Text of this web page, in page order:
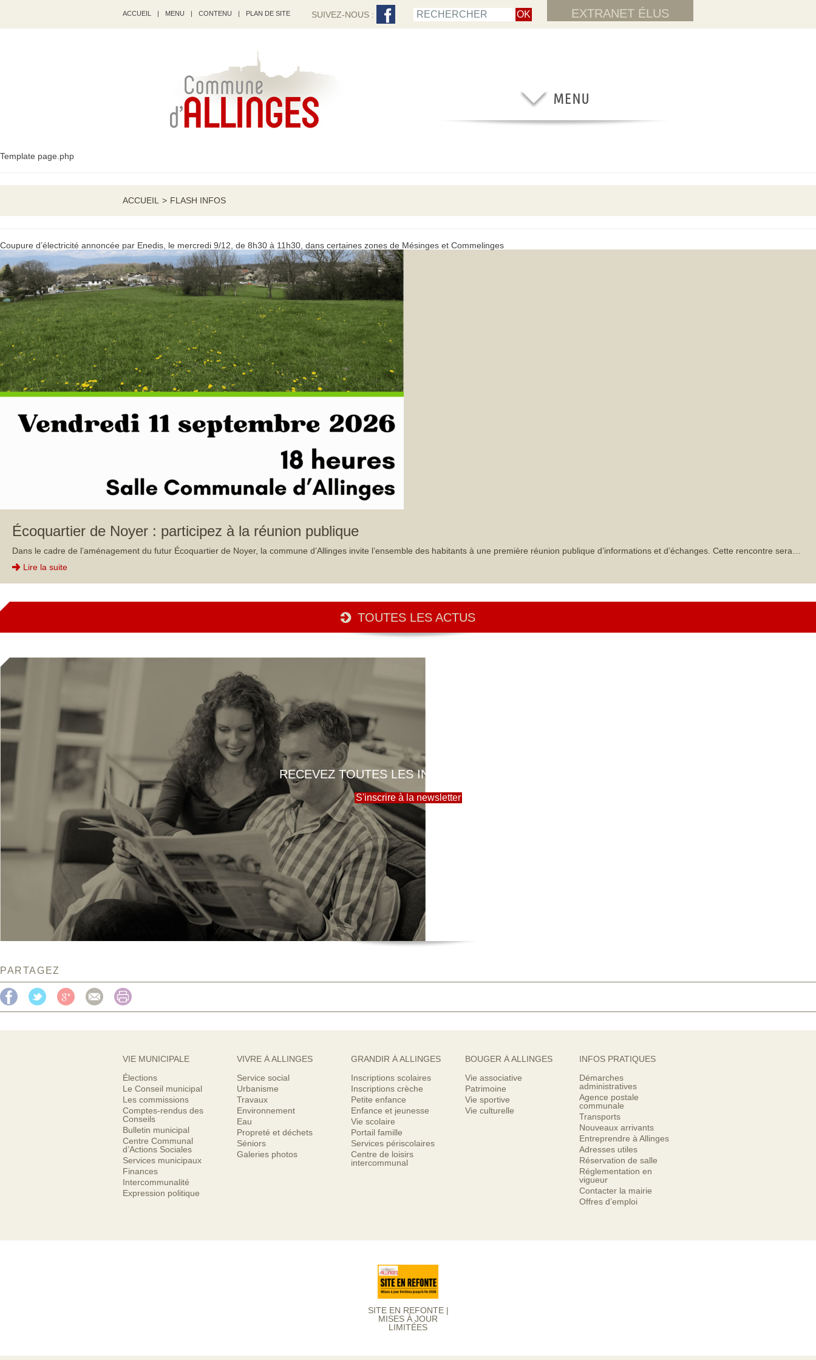
ACCUEIL | MENU | CONTENU | PLAN DE SITE EXTRANET ÉLUS
SUIVEZ-NOUS :
Template page.php
ACCUEIL > FLASH INFOS
Coupure d’électricité annoncée par Enedis, le mercredi 9/12, de 8h30 à 11h30, dans certaines zones de Mésinges et Commelinges
Écoquartier de Noyer : participez à la réunion publique
Dans le cadre de l’aménagement du futur Écoquartier de Noyer, la commune d’Allinges invite l’ensemble des habitants à une première réunion publique d’informations et d’échanges. Cette rencontre sera…
Lire la suite
TOUTES LES ACTUS
RECEVEZ TOUTES LES INFOS DE LA MAIRIE
S'inscrire à la newsletter
PARTAGEZ
VIE MUNICIPALE
Élections
Le Conseil municipal
Les commissions
Comptes-rendus des
Conseils
Bulletin municipal
Centre Communal
d’Actions Sociales
Services municipaux
Finances
Intercommunalité
Expression politique
VIVRE À ALLINGES
Service social
Urbanisme
Travaux
Environnement
Eau
Propreté et déchets
Séniors
Galeries photos
GRANDIR À ALLINGES
Inscriptions scolaires
Inscriptions crèche
Petite enfance
Enfance et jeunesse
Vie scolaire
Portail famille
Services périscolaires
Centre de loisirs
intercommunal
BOUGER À ALLINGES
Vie associative
Patrimoine
Vie sportive
Vie culturelle
INFOS PRATIQUES
Démarches
administratives
Agence postale
communale
Transports
Nouveaux arrivants
Entreprendre à Allinges
Adresses utiles
Réservation de salle
Réglementation en
vigueur
Contacter la mairie
Offres d’emploi
SITE EN REFONTE |
MISES À JOUR
LIMITÉES